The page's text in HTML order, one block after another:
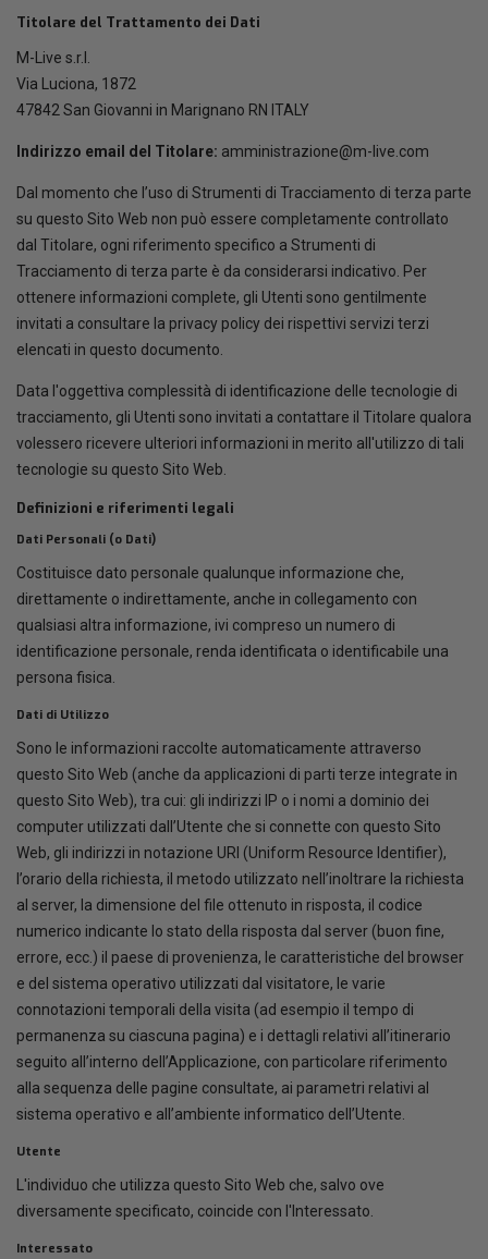
Titolare del Trattamento dei Dati
M-Live s.r.l.
Via Luciona, 1872
47842 San Giovanni in Marignano RN ITALY
Indirizzo email del Titolare: amministrazione@m-live.com
Dal momento che l’uso di Strumenti di Tracciamento di terza parte
su questo Sito Web non può essere completamente controllato
dal Titolare, ogni riferimento specifico a Strumenti di
Tracciamento di terza parte è da considerarsi indicativo. Per
ottenere informazioni complete, gli Utenti sono gentilmente
invitati a consultare la privacy policy dei rispettivi servizi terzi
elencati in questo documento.
Data l'oggettiva complessità di identificazione delle tecnologie di
tracciamento, gli Utenti sono invitati a contattare il Titolare qualora
volessero ricevere ulteriori informazioni in merito all'utilizzo di tali
tecnologie su questo Sito Web.
Definizioni e riferimenti legali
Dati Personali (o Dati)
Costituisce dato personale qualunque informazione che,
direttamente o indirettamente, anche in collegamento con
qualsiasi altra informazione, ivi compreso un numero di
identificazione personale, renda identificata o identificabile una
persona fisica.
Dati di Utilizzo
Sono le informazioni raccolte automaticamente attraverso
questo Sito Web (anche da applicazioni di parti terze integrate in
questo Sito Web), tra cui: gli indirizzi IP o i nomi a dominio dei
computer utilizzati dall’Utente che si connette con questo Sito
Web, gli indirizzi in notazione URI (Uniform Resource Identifier),
l’orario della richiesta, il metodo utilizzato nell’inoltrare la richiesta
al server, la dimensione del file ottenuto in risposta, il codice
numerico indicante lo stato della risposta dal server (buon fine,
errore, ecc.) il paese di provenienza, le caratteristiche del browser
e del sistema operativo utilizzati dal visitatore, le varie
connotazioni temporali della visita (ad esempio il tempo di
permanenza su ciascuna pagina) e i dettagli relativi all’itinerario
seguito all’interno dell’Applicazione, con particolare riferimento
alla sequenza delle pagine consultate, ai parametri relativi al
sistema operativo e all’ambiente informatico dell’Utente.
Utente
L'individuo che utilizza questo Sito Web che, salvo ove
diversamente specificato, coincide con l'Interessato.
Interessato